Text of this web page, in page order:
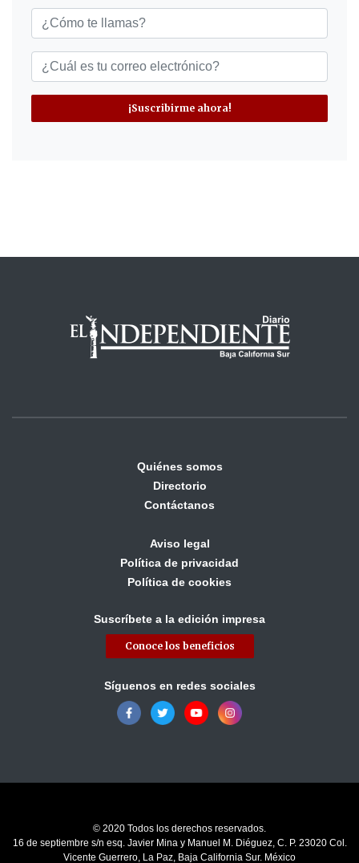
¡Suscribirme ahora!
Quiénes somos
Directorio
Contáctanos
Aviso legal
Política de privacidad
Política de cookies
Suscríbete a la edición impresa
Conoce los beneficios
Síguenos en redes sociales
© 2020 Todos los derechos reservados.
16 de septiembre s/n esq. Javier Mina y Manuel M. Diéguez, C. P. 23020 Col.
Vicente Guerrero, La Paz, Baja California Sur. México